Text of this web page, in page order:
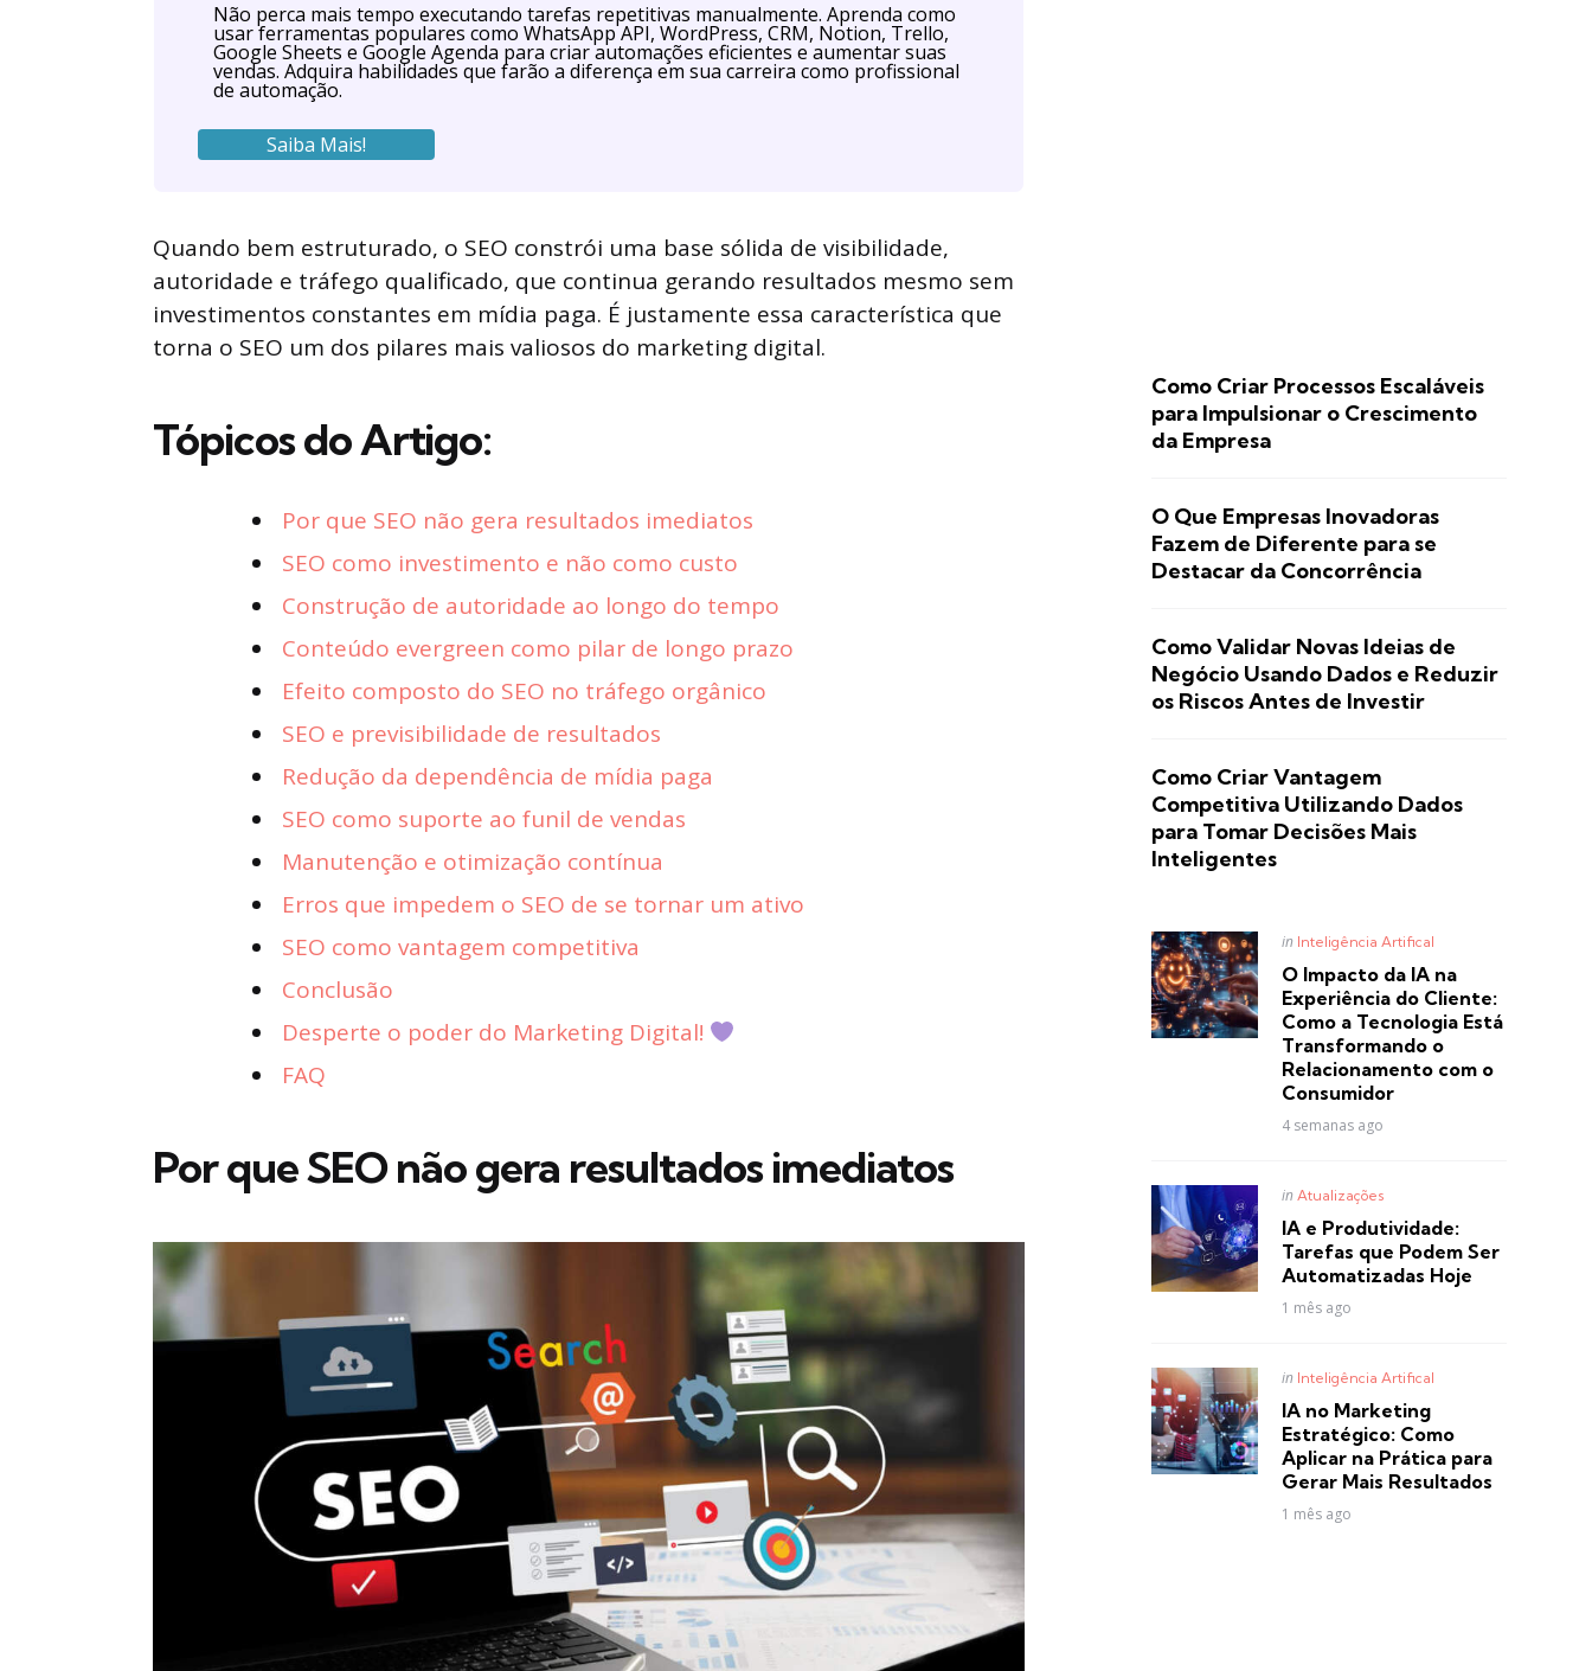
Não perca mais tempo executando tarefas repetitivas manualmente. Aprenda como
usar ferramentas populares como WhatsApp API, WordPress, CRM, Notion, Trello,
Google Sheets e Google Agenda para criar automações eficientes e aumentar suas
vendas. Adquira habilidades que farão a diferença em sua carreira como profissional
de automação.
Saiba Mais!
Quando bem estruturado, o SEO constrói uma base sólida de visibilidade,
autoridade e tráfego qualificado, que continua gerando resultados mesmo sem
investimentos constantes em mídia paga. É justamente essa característica que
torna o SEO um dos pilares mais valiosos do marketing digital.
Tópicos do Artigo:
Por que SEO não gera resultados imediatos
SEO como investimento e não como custo
Construção de autoridade ao longo do tempo
Conteúdo evergreen como pilar de longo prazo
Efeito composto do SEO no tráfego orgânico
SEO e previsibilidade de resultados
Redução da dependência de mídia paga
SEO como suporte ao funil de vendas
Manutenção e otimização contínua
Erros que impedem o SEO de se tornar um ativo
SEO como vantagem competitiva
Conclusão
Desperte o poder do Marketing Digital!
FAQ
Por que SEO não gera resultados imediatos
Como Criar Processos Escaláveis
para Impulsionar o Crescimento
da Empresa
O Que Empresas Inovadoras
Fazem de Diferente para se
Destacar da Concorrência
Como Validar Novas Ideias de
Negócio Usando Dados e Reduzir
os Riscos Antes de Investir
Como Criar Vantagem
Competitiva Utilizando Dados
para Tomar Decisões Mais
Inteligentes
Posted
in Inteligência Artifical
O Impacto da IA na
Experiência do Cliente:
Como a Tecnologia Está
Transformando o
Relacionamento com o
Consumidor
4 semanas ago
Posted
in Atualizações
IA e Produtividade:
Tarefas que Podem Ser
Automatizadas Hoje
1 mês ago
Posted
in Inteligência Artifical
IA no Marketing
Estratégico: Como
Aplicar na Prática para
Gerar Mais Resultados
1 mês ago